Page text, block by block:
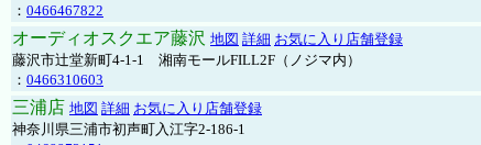
： 0466467822
オーディオスクエア藤沢 地図 詳細 お気に入り店舗登録
藤沢市辻堂新町4-1-1 湘南モールFILL2F（ノジマ内）
： 0466310603
三浦店 地図 詳細 お気に入り店舗登録
神奈川県三浦市初声町入江字2-186-1